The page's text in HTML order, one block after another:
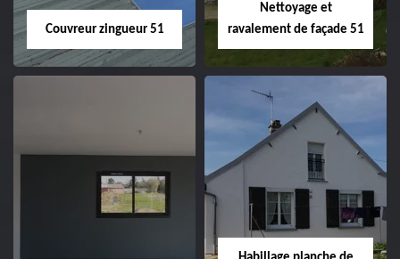
Couvreur zingueur 51
51
Nettoyage et
ravalement de façade 51
Nettoyage et
ravalement de
façade 51